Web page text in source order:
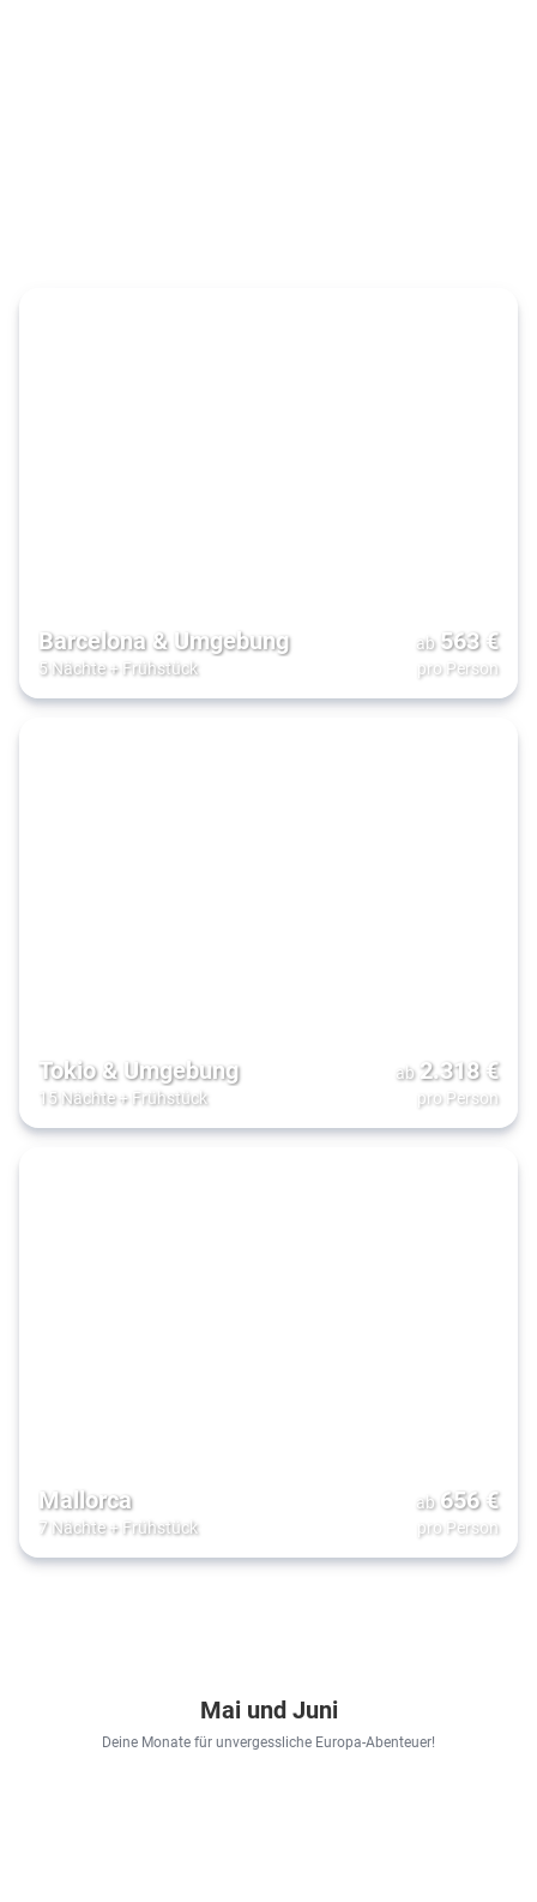
Barcelona & Umgebung
5 Nächte+ Frühstück
ab 563€
pro Person
Tokio & Umgebung
15 Nächte+ Frühstück
ab 2.318€
pro Person
Mallorca
7 Nächte+ Frühstück
ab 656€
pro Person
Mai und Juni
Deine Monate für unvergessliche Europa-Abenteuer!